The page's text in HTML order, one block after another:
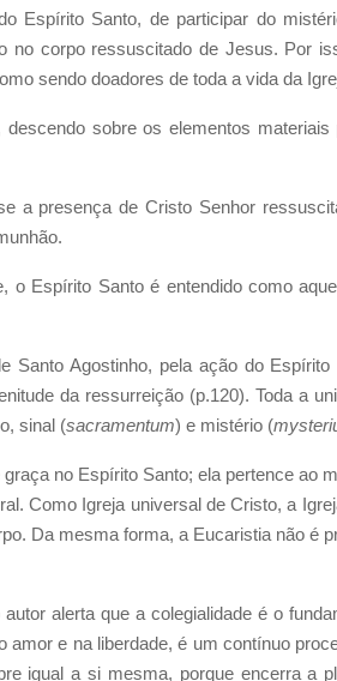
Espírito Santo, de participar do
no corpo ressuscitado de Jesus. Por
sendo doadores de toda a vida da
descendo sobre os elementos
a presença de Cristo Senhor
o Espírito Santo é entendido como
Santo Agostinho, pela ação do
da ressurreição (p.120). Toda a
sinal (sacramentum) e mistério (
no Espírito Santo; ela pertence ao
Como Igreja universal de Cristo, a
Da mesma forma, a Eucaristia não é
alerta que a colegialidade é o
amor e na liberdade, é um contínuo
igual a si mesma, porque encerra a